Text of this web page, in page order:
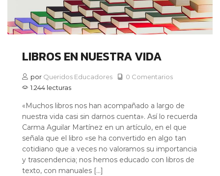
LIBROS EN NUESTRA VIDA
por Queridos Educadores
0 Comentarios
1.244 lecturas
«Muchos libros nos han acompañado a largo de
nuestra vida casi sin darnos cuenta». Así lo recuerda
Carma Aguilar Martínez en un artículo, en el que
señala que el libro «se ha convertido en algo tan
cotidiano que a veces no valoramos su importancia
y trascendencia; nos hemos educado con libros de
texto, con manuales […]